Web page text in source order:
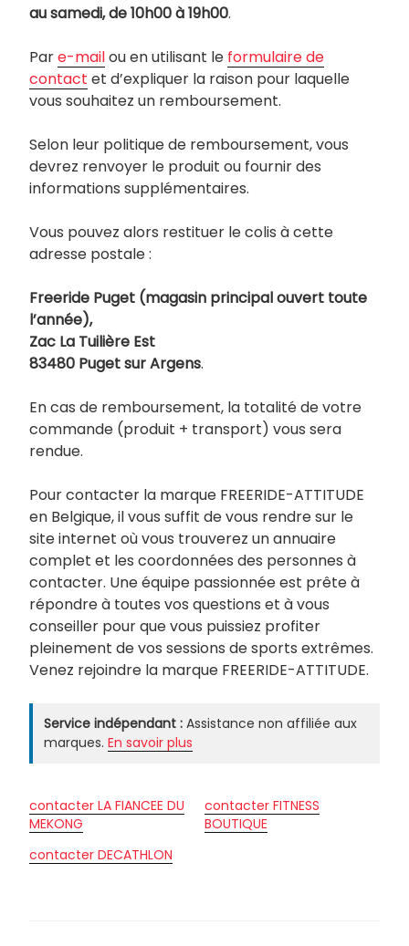
au samedi, de 10h00 à 19h00.
Pare-mailou en utilisant le formulaire de
contact et d’expliquer la raison pour laquelle
vous souhaitez un remboursement.
Selon leur politique de remboursement, vous
devrez renvoyer le produit ou fournir des
informations supplémentaires.
Vous pouvez alors restituer le colis à cette
adresse postale :
Freeride Puget (magasin principal ouvert toute
l’année),
Zac La Tuilière Est
83480 Puget sur Argens.
En cas de remboursement, la totalité de votre
commande (produit + transport) vous sera
rendue.
Pour contacter la marque FREERIDE-ATTITUDE
en Belgique, il vous suffit de vous rendre sur le
site internet où vous trouverez un annuaire
complet et les coordonnées des personnes à
contacter. Une équipe passionnée est prête à
répondre à toutes vos questions et à vous
conseiller pour que vous puissiez profiter
pleinement de vos sessions de sports extrêmes.
Venez rejoindre la marque FREERIDE-ATTITUDE.
Service indépendant : Assistance non affiliée aux
marques. En savoir plus
contacter LA FIANCEE DU
MEKONG
contacter FITNESS
BOUTIQUE
contacter DECATHLON